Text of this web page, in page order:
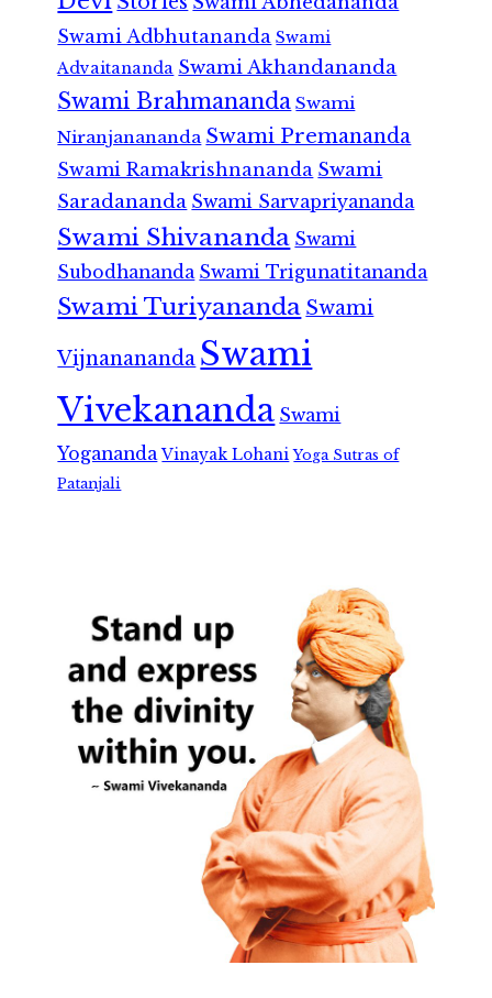
Swami Adbhutananda Swami
Advaitananda Swami Akhandananda
Swami Brahmananda Swami
Niranjanananda Swami Premananda
Swami Ramakrishnananda Swami
Saradananda Swami Sarvapriyananda
Swami Shivananda Swami
Subodhananda Swami Trigunatitananda
Swami Turiyananda Swami
Vijnanananda Swami
Vivekananda Swami
Yogananda Vinayak Lohani Yoga Sutras of
Patanjali